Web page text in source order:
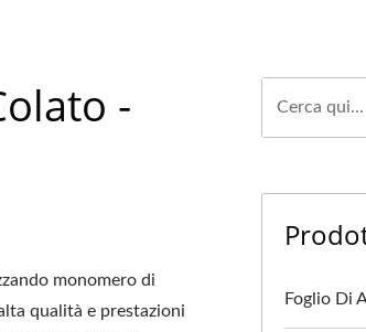
-
monomero di
qualità e prestazioni
Foglio Di